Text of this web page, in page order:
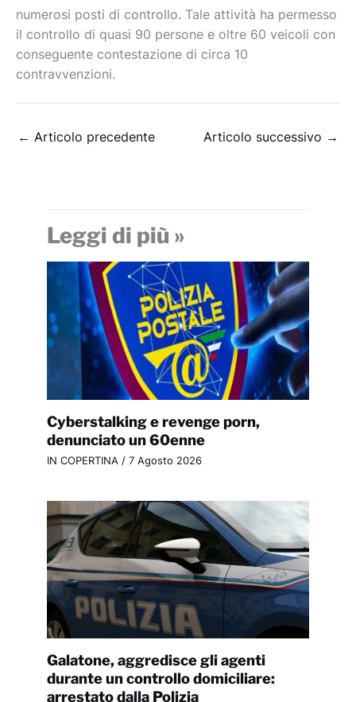
numerosi posti di controllo. Tale attività ha permesso
il controllo di quasi 90 persone e oltre 60 veicoli con
conseguente contestazione di circa 10
contravvenzioni.
← Articolo precedente Articolo successivo →
Leggi di più »
Cyberstalking e revenge porn,
denunciato un 60enne
IN COPERTINA/ 7 Agosto 2026
Galatone, aggredisce gli agenti
durante un controllo domiciliare:
arrestato dalla Polizia